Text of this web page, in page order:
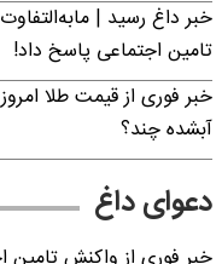
خبر داغ رسید |
تامین اجتماعی پاسخ داد!
آبشده چند؟
دعوای داغ